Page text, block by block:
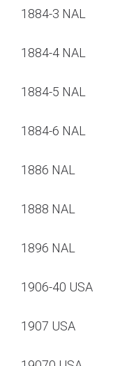
1884-3 NAL
1884-4 NAL
1884-5 NAL
1884-6 NAL
1886 NAL
1888 NAL
1896 NAL
1906-40 USA
1907 USA